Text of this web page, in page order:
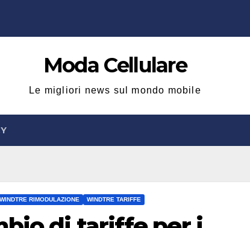
Moda Cellulare
Le migliori news sul mondo mobile
WINDTRE RIMODULAZIONE WINDTRE TARIFFE